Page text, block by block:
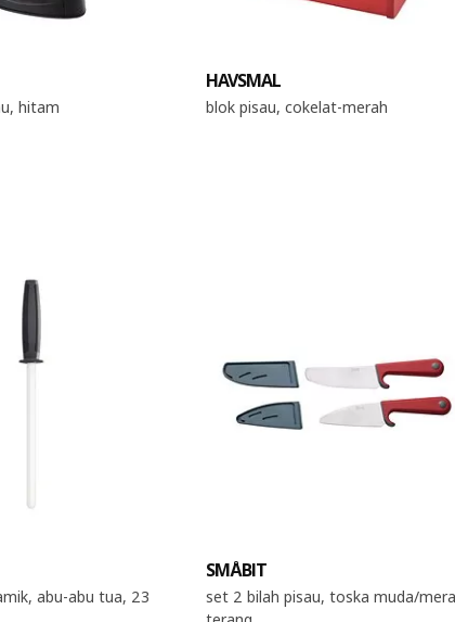
hitam
HAVSMAL
blok pisau, cokelat-merah
abu-abu tua, 23
SMÅBIT
set 2 bilah pisau, toska muda/